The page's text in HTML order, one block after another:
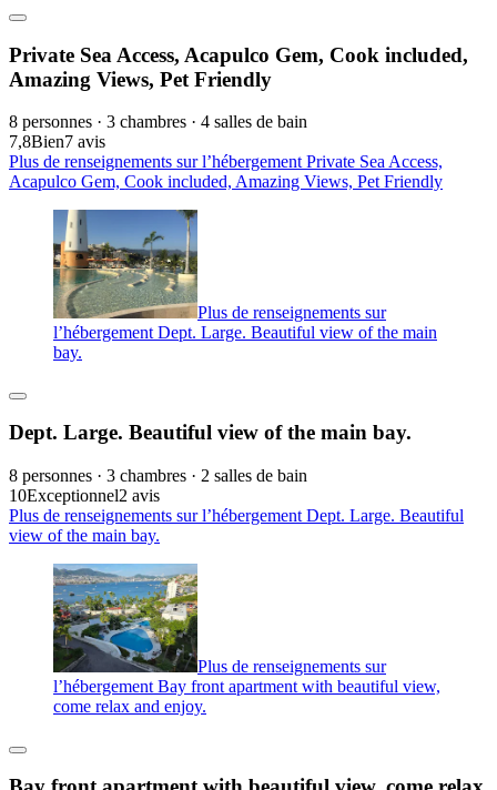
Private Sea Access, Acapulco Gem, Cook included,
Amazing Views, Pet Friendly
8 personnes · 3 chambres · 4 salles de bain
7,8Bien7 avis
Plus de renseignements sur l’hébergement Private Sea Access,
Acapulco Gem, Cook included, Amazing Views, Pet Friendly
Plus de renseignements sur
l’hébergement Dept. Large. Beautiful view of the main
bay.
Dept. Large. Beautiful view of the main bay.
8 personnes · 3 chambres · 2 salles de bain
10Exceptionnel2 avis
Plus de renseignements sur l’hébergement Dept. Large. Beautiful
view of the main bay.
Plus de renseignements sur
l’hébergement Bay front apartment with beautiful view,
come relax and enjoy.